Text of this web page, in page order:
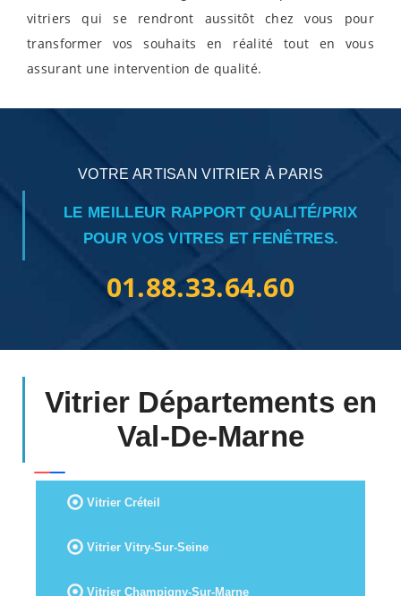
vitriers qui se rendront aussitôt chez vous pour
transformer vos souhaits en réalité tout en vous
assurant une intervention de qualité.
VOTRE ARTISAN VITRIER À PARIS
LE MEILLEUR RAPPORT QUALITÉ/PRIX
POUR VOS VITRES ET FENÊTRES.
01.88.33.64.60
Vitrier Départements en
Val-De-Marne
Vitrier Créteil
Vitrier Vitry-Sur-Seine
Vitrier Champigny-Sur-Marne